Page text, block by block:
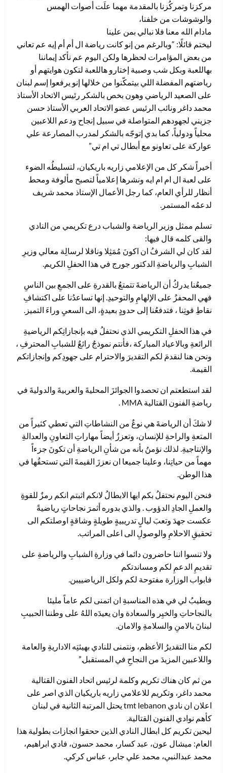
مركزنا وتمركُزنا بالمقدمة مهما علَت أصوات الهمس
والوشوشات من خلفنا،
مادام الله معنا فلا نبالي بمن علينا
ليختم قائلًا: “وبالرغم من إنو كانت رياضة ال أم أم إيه عم تعاني
من بعض المؤامرات لحظرها ولكن اليوم عم نأكد إيماننا
بهاللعبة وبكل شب وصبية إختارو هاللعبة لتكون هوايتهم أو
رياضتهم المفضلة اللي بيتمكّنوا من خلالها إنو يرفعوا إسم لبنان
على الصعيد الرياضي وهون بخص بالشكر رئيس الاتحاد الأستاذ
محمد داغر ونائب الرئيس عضو الاتحاد العربي الأستاذ حسن
جزيني لجهودهم المتواصلة في سبيل إنجاح ودعم اللاعبين
محلياً ودولياً، كما بدي إتوجّه بالشكر لمدرب المصارعة علي
عواركة على تعاونو مع أبطال تي ام تي”
أخيراً شكر كل من الإعلامي زاريه باريكيان، لتسليطُه الضوء
على لعبة ال ام ام ايه ونشرها إعلامياً لتصبح مألوفة ومحط
أنظار للرأي العام، كما رجل الأعمال الإستاذ محمد شريف
لدعمُه المستمر.
تسلم ممثل وزير الرياضة والشباب درع تكريمي من النادي
والقى كلمه قال فيها:
لقد كان لي الشرفُ ان اكونَ مُمَثِلا وناقلا لرسالِة معالي وزيرِ
الشبابِ والرياضةِ الدكتور جورج في هذا الحفلِ الكريم.
جميعُنا يدركُ أن الرياضةَ تتمتعُ بالقدرةِ على الجمعِ بين الناسِ
فهي المحفزُ على الإلهامِ والتوحيدِ. إنها تساعدُنا على اكتشافِ
نقاطِ قوتِنا ، فتدفعُنا إلى حدودٍ بعيدةٍ، الى السعيِ وراءَ التميز.
في هذا الحفلِ التكريمي الذي نحتفلُ فيه بإنجازاتِكم الرياضيةِ
الرائعةِ وبالاعياد المباركة ،فأنتم نموذجٌ رائعٌ للشبابِ المحترفِ ،
ونحن هنا لنقدمَ لكم التقديرَ والاحترام على جهودِكم وإنجازاتكم
القيمة.
لقد استطعتم ان تحصدوا الجوائزَ المحليةَ والعربيةَ والدوليةَ في
رياضةِ الفنون القتالية MMA .
لا شكَ أن الرياضةَ هي نوعٌ من النشاطاتِ التي تعطي كثيراً من
المتعةِ والراحةِ للإنسان، وتعززُ أيضاً مهاراتِ التعاونِ والعدالةِ
والإنتاجيةِ. لذلك نؤمنُ بأنه من شأنِ الرياضةِ أن تكونَ جزءاً
مهماً من حياتِنا، وعلينا جميعا ان نعززَ القيمةَ التي تستحقُها في
هذا الوطن.
فنحن اليوم نحتفلُ بكم ايها الابطالُ لانكم اثبتم انكم رمزٌ للقوةِ
والعملِ الجادِ الدؤوب . والذي بدوره أثمرَ نجاحاتٍ رياضيةً
عكست جهدَ وتعبَ ليالٍ تدريبيةٍ طويلةٍ وشاقةٍ اوصلتكم الى
تحقيقِ الاحلامِ والوصولِ الى اعلى المراتب.
ولا تنسوا اننا حاضرون دائما في وزارةِ الشبابِ والرياضةِ على
تقديمِ الدعمِ لكم ومساندتكم
فابواب الوزارة مفتوحة لكم ولكل الرياضييبن.
ويطيبُ لي في هذه المناسبةِ ان اتمنى لكم عاماً مليئا
بالنجاحاتِ والخيِر والسعادة وان يعيدَه اللهُ على وطننا الحبيبِ
لبنانَ بالامنِ والسلامةِ والامان.
لكم منا التقديرُ الأعظم، ونتمنى للنادي بهيئتِه الاداريةِ والعامة
واللاعبين المزيدَ من النجاحِ في المستقبل.”
من ثم كان هناك تكريم وكلمة لرئيس اتحاد الفنون القتالية
محمد داغر، وتكريم للاعلامي زاريه باريكيان الذي اصر على
اعلان ان نادي tmt lebanon يحتل المرتبة الثانية في لبنان
كأهم نوادي الفنون القتالية.
ليحين تكريم كل ابطال النادي الذين ححقوا انجازات بطولية هذا
العام: ميشال عون، عبد كسار، محمد حسون، فادي ابراهيم،
محمد عبدالنبي، محمد علي جابر، عباس كركي.